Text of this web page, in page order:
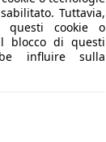
Tuttavia,
questi cookie o
blocco di questi
influire sulla